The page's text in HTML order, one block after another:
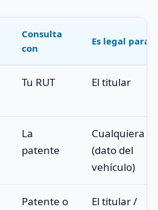
Consulta
con
Es legal para
Tu RUT El titular
La
patente
Cualquiera
(dato del
vehículo)
Patente o
El titular /